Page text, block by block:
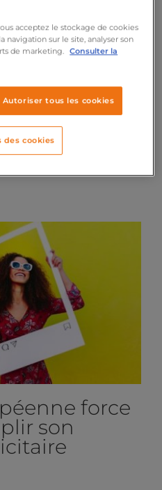
depuis bien
désormais
de programmer des
il fallait passer par
pour obtenir le
de temps
professionnels !
force
son
acceptez le stockage de cookies
navigation sur le site, analyser son
de marketing.
Consulter la
Autoriser tous les cookies
des cookies